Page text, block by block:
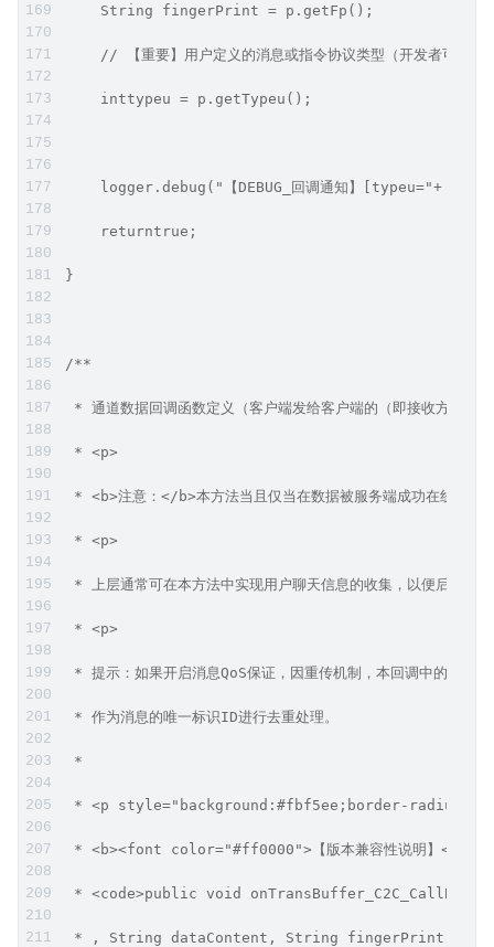
    String fingerPrint = p.getFp();
// 【重要】用户定义的消息或指令协议类型（开发者可据此
    inttypeu = p.getTypeu();
logger.debug("【DEBUG_回调通知】[typeu="+
    returntrue;
}
/**
* 通道数据回调函数定义（客户端发给客户端的（即接收方
* <p>
* <b>注意：</b>本方法当且仅当在数据被服务端成功在线发送
* <p>
* 上层通常可在本方法中实现用户聊天信息的收集，以便后期监
* <p>
* 提示：如果开启消息QoS保证，因重传机制，本回调中的消
* 作为消息的唯一标识ID进行去重处理。
*
* <p style="background:#fbf5ee;border-
* <b><font color="#ff0000">【版本兼容性说明】</
* <code>public void
* , String dataContent, String fingerPrint, int